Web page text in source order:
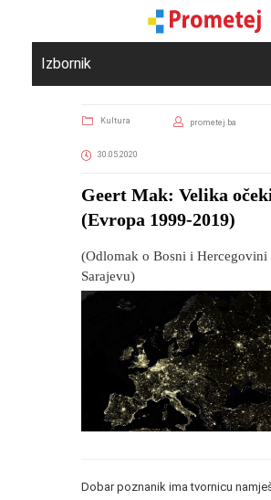
Izbornik
Kultura prometej.ba
30.05.2020
Geert Mak: Velika
(Evropa 1999-2019)
(Odlomak o Bosni i Hercegovini
Sarajevu)
Dobar poznanik ima tvornicu